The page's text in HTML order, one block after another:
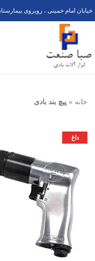
خیابان امام خمینی ، روبروی بیمارستان
خانه » پیچ بند بادی
داغ